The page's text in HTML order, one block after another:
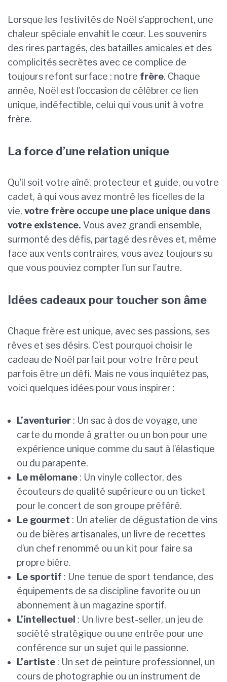
Lorsque les festivités de Noël s’approchent, une
chaleur spéciale envahit le cœur. Les souvenirs
des rires partagés, des batailles amicales et des
complicités secrètes avec ce complice de
toujours refont surface : notre frère. Chaque
année, Noël est l’occasion de célébrer ce lien
unique, indéfectible, celui qui vous unit à votre
frère.
La force d’une relation unique
Qu’il soit votre aîné, protecteur et guide, ou votre
cadet, à qui vous avez montré les ficelles de la
vie, votre frère occupe une place unique dans
votre existence. Vous avez grandi ensemble,
surmonté des défis, partagé des rêves et, même
face aux vents contraires, vous avez toujours su
que vous pouviez compter l’un sur l’autre.
Idées cadeaux pour toucher son âme
Chaque frère est unique, avec ses passions, ses
rêves et ses désirs. C’est pourquoi choisir le
cadeau de Noël parfait pour votre frère peut
parfois être un défi. Mais ne vous inquiétez pas,
voici quelques idées pour vous inspirer :
L’aventurier : Un sac à dos de voyage, une
carte du monde à gratter ou un bon pour une
expérience unique comme du saut à l’élastique
ou du parapente.
Le mélomane : Un vinyle collector, des
écouteurs de qualité supérieure ou un ticket
pour le concert de son groupe préféré.
Le gourmet : Un atelier de dégustation de vins
ou de bières artisanales, un livre de recettes
d’un chef renommé ou un kit pour faire sa
propre bière.
Le sportif : Une tenue de sport tendance, des
équipements de sa discipline favorite ou un
abonnement à un magazine sportif.
L’intellectuel : Un livre best-seller, un jeu de
société stratégique ou une entrée pour une
conférence sur un sujet qui le passionne.
L’artiste : Un set de peinture professionnel, un
cours de photographie ou un instrument de